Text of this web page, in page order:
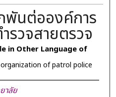
นต่อองค์การ
รวจสายตรวจ
in Other Language of
of patrol police
าลัย